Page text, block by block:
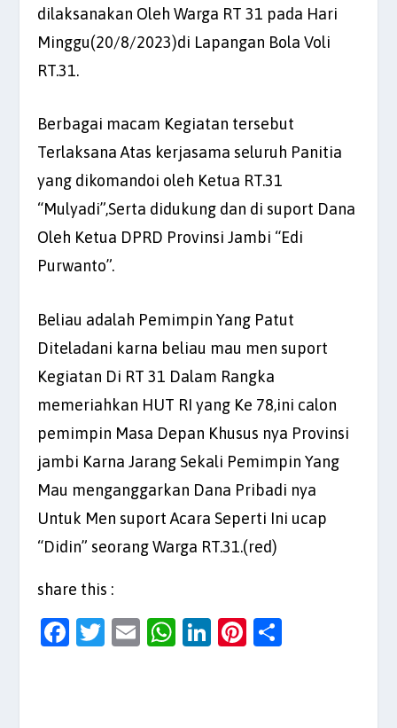
dilaksanakan Oleh Warga RT 31 pada Hari
Minggu(20/8/2023)di Lapangan Bola Voli
RT.31.
Berbagai macam Kegiatan tersebut
Terlaksana Atas kerjasama seluruh Panitia
yang dikomandoi oleh Ketua RT.31
“Mulyadi”,Serta didukung dan di suport Dana
Oleh Ketua DPRD Provinsi Jambi “Edi
Purwanto”.
Beliau adalah Pemimpin Yang Patut
Diteladani karna beliau mau men suport
Kegiatan Di RT 31 Dalam Rangka
memeriahkan HUT RI yang Ke 78,ini calon
pemimpin Masa Depan Khusus nya Provinsi
jambi Karna Jarang Sekali Pemimpin Yang
Mau menganggarkan Dana Pribadi nya
Untuk Men suport Acara Seperti Ini ucap
“Didin” seorang Warga RT.31.(red)
share this :
F
T
E
W Li
Pi